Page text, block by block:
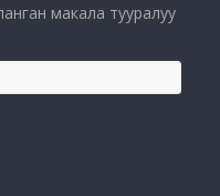
макала тууралуу